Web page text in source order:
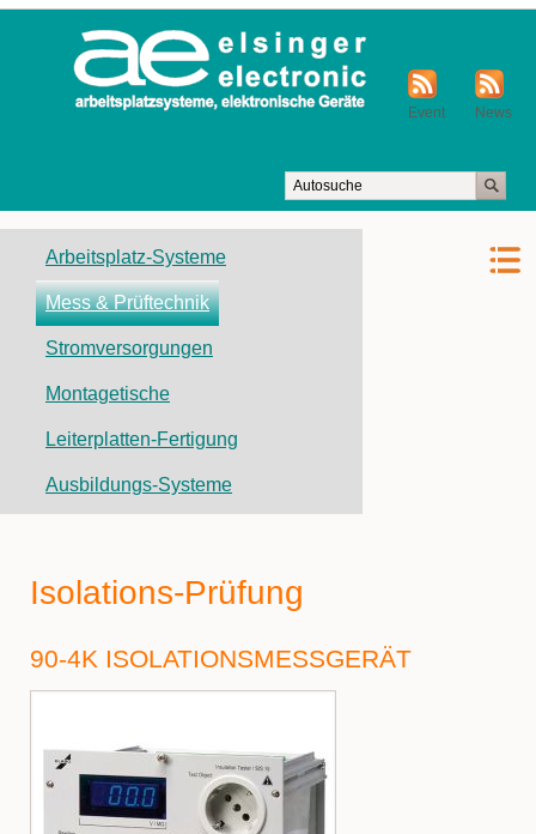
News
Event
überspringen
Arbeitsplatz-Systeme
Mess & Prüftechnik
Stromversorgungen
Montagetische
Leiterplatten-Fertigung
Ausbildungs-Systeme
Isolations-Prüfung
90-4K ISOLATIONSMESSGERÄT